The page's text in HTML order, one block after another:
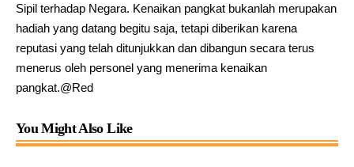
Sipil terhadap Negara. Kenaikan pangkat bukanlah merupakan
hadiah yang datang begitu saja, tetapi diberikan karena
reputasi yang telah ditunjukkan dan dibangun secara terus
menerus oleh personel yang menerima kenaikan
pangkat.@Red
You Might Also Like